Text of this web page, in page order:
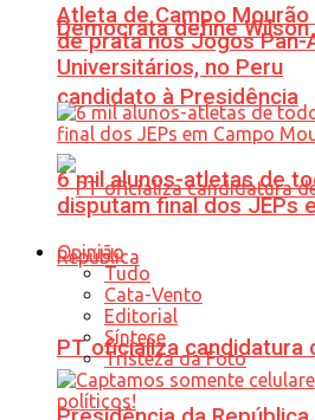
Democrata define
candidato à Presidência
PT oficializa candidatura
Atleta de Campo
de prata nos Jogos Pan-
Universitários, no Peru
6 mil alunos-atletas de
disputam final dos JEPs
Opinião
Tudo
Cata-Vento
Editorial
Síntese
Tristeza da Foto